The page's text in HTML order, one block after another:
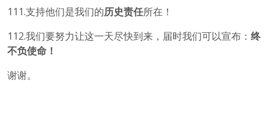
111.支持他们是我们的历史责任所在！
112.我们要努力让这一天尽快到来，届时我们可以宣布： 终
不负使命！
谢谢。